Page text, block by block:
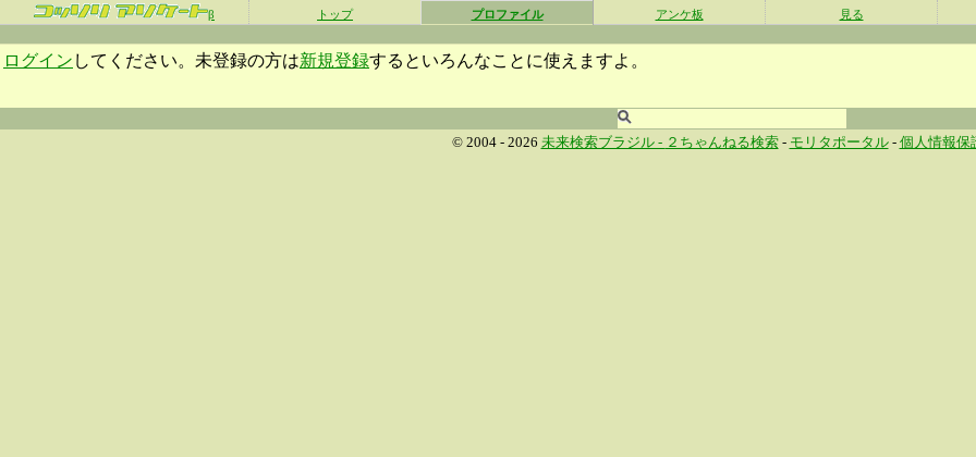
β トップ プロファイル アンケ板 見る
ログイン してください。未登録の方は新規登録するといろんなことに使えますよ。
© 2004 - 2026 未来検索ブラジル - ２ちゃんねる検索- モリタポータル- 個人情報保